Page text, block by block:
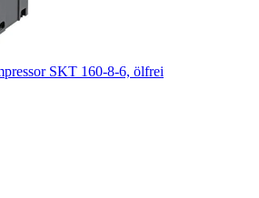
SKT 160-8-6, ölfrei